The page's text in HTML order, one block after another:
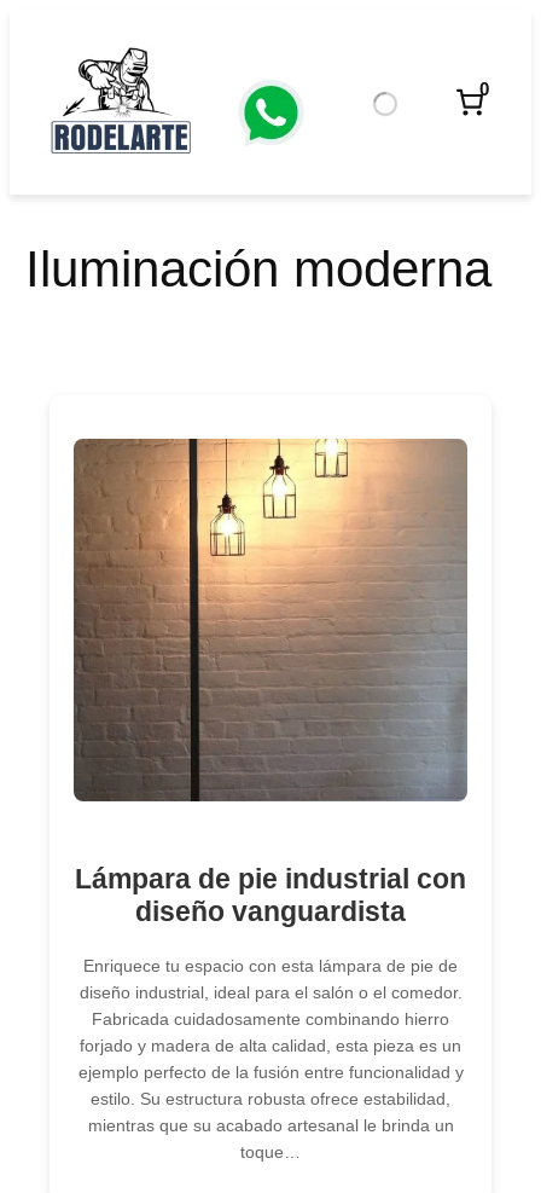
contenido
0
Iluminación moderna
Lámpara de pie industrial con
diseño vanguardista
Enriquece tu espacio con esta lámpara de pie de
diseño industrial, ideal para el salón o el comedor.
Fabricada cuidadosamente combinando hierro
forjado y madera de alta calidad, esta pieza es un
ejemplo perfecto de la fusión entre funcionalidad y
estilo. Su estructura robusta ofrece estabilidad,
mientras que su acabado artesanal le brinda un
toque…